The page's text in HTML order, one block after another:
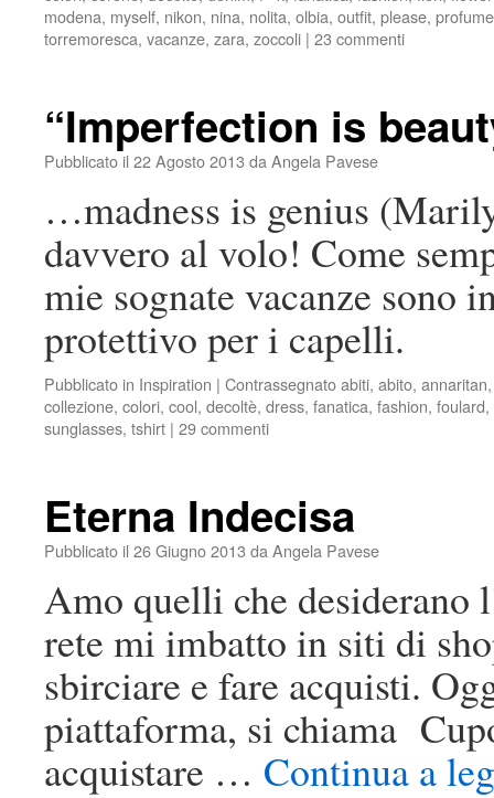
modena, myself, nikon, nina, nolita, olbia, outfit, please,
torremoresca, vacanze, zara, zoccoli | 23 commenti
“Imperfection is
Pubblicato il 22 Agosto 2013 da Angela Pavese
…madness is genius
davvero al volo! Come
mie sognate vacanze sono
protettivo per i capelli.
Pubblicato in Inspiration | Contrassegnatoabiti, abito, annaritan
collezione, colori, cool, decoltè, dress, fanatica, fashion, foulard,
sunglasses, tshirt | 29 commenti
Eterna Indecisa
Pubblicato il 26 Giugno 2013 da Angela Pavese
Amo quelli che desiderano
rete mi imbatto in siti di
sbirciare e fare acquisti.
piattaforma, si chiama
acquistare … Continua a